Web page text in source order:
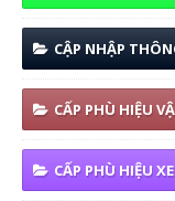
CẬP NHẬP
CẤP PHÙ HIỆU
CẤP PHÙ HIỆU